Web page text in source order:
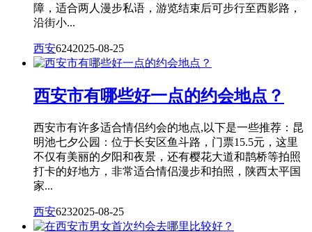
障，适合两人漫步私语，游览结束后可步行至西影路，
沿街小...
西安6242025-08-25
西安市有哪些好一点的约会地点？
西安市有许多适合情侣约会的地点,以下是一些推荐：昆
明池七夕公园：位于长安区鱼斗路，门票15.5元，这里
不仅有美丽的夕阳和夜景，还有樱花大道和鹊桥等拍照
打卡的好地方，非常适合情侣漫步和拍照，陕西太平国
家...
西安6232025-08-25